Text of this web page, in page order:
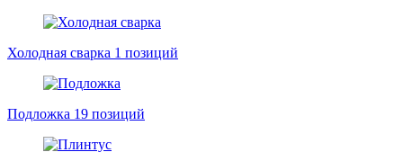
Холодная сварка 1 позиций
Подложка 19 позиций